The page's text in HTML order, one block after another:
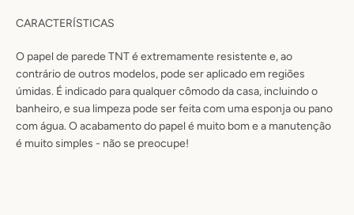
CARACTERÍSTICAS
O papel de parede TNT é extremamente resistente e, ao
contrário de outros modelos, pode ser aplicado em regiões
úmidas. É indicado para qualquer cômodo da casa, incluindo o
banheiro, e sua limpeza pode ser feita com uma esponja ou pano
com água. O acabamento do papel é muito bom e a manutenção
é muito simples - não se preocupe!